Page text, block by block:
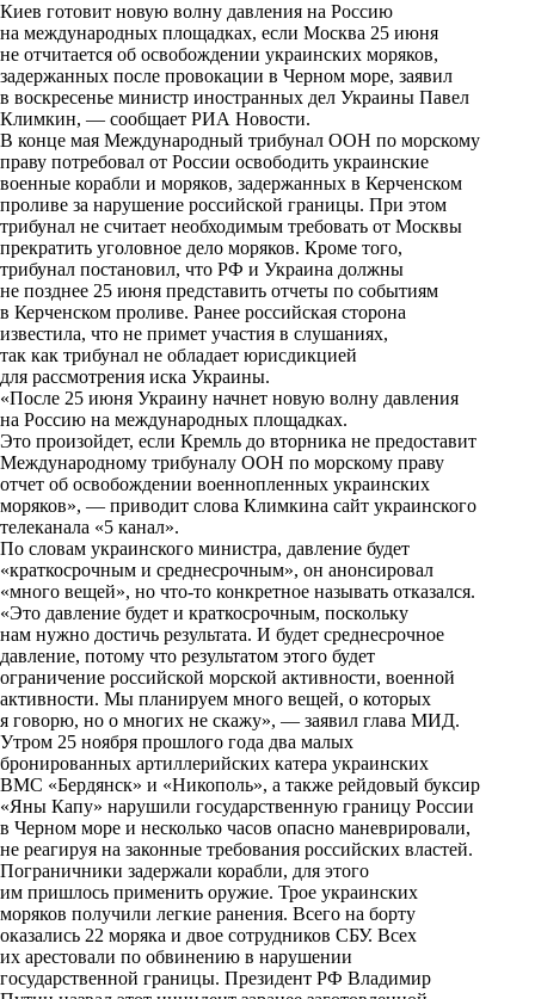
i
t
t
e
r
n
o
k
l
a
s
s
n
i
k
i
l
e
g
r
a
m
p
y
L
i
n
k
Киев готовит новую волну давления на Россию
на международных площадках, если Москва 25 июня
не отчитается об освобождении украинских моряков,
задержанных после провокации в Черном море, заявил
в воскресенье министр иностранных дел Украины Павел
Климкин, — сообщает РИА Новости.
В конце мая Международный трибунал ООН по морскому
праву потребовал от России освободить украинские
военные корабли и моряков, задержанных в Керченском
проливе за нарушение российской границы. При этом
трибунал не считает необходимым требовать от Москвы
прекратить уголовное дело моряков. Кроме того,
трибунал постановил, что РФ и Украина должны
не позднее 25 июня представить отчеты по событиям
в Керченском проливе. Ранее российская сторона
известила, что не примет участия в слушаниях,
так как трибунал не обладает юрисдикцией
для рассмотрения иска Украины.
«После 25 июня Украину начнет новую волну давления
на Россию на международных площадках.
Это произойдет, если Кремль до вторника не предоставит
Международному трибуналу ООН по морскому праву
отчет об освобождении военнопленных украинских
моряков», — приводит слова Климкина сайт украинского
телеканала «5 канал».
По словам украинского министра, давление будет
«краткосрочным и среднесрочным», он анонсировал
«много вещей», но что-то конкретное называть отказался.
«Это давление будет и краткосрочным, поскольку
нам нужно достичь результата. И будет среднесрочное
давление, потому что результатом этого будет
ограничение российской морской активности, военной
активности. Мы планируем много вещей, о которых
я говорю, но о многих не скажу», — заявил глава МИД.
Утром 25 ноября прошлого года два малых
бронированных артиллерийских катера украинских
ВМС «Бердянск» и «Никополь», а также рейдовый буксир
«Яны Капу» нарушили государственную границу России
в Черном море и несколько часов опасно маневрировали,
не реагируя на законные требования российских властей.
Пограничники задержали корабли, для этого
им пришлось применить оружие. Трое украинских
моряков получили легкие ранения. Всего на борту
оказались 22 моряка и двое сотрудников СБУ. Всех
их арестовали по обвинению в нарушении
государственной границы. Президент РФ Владимир